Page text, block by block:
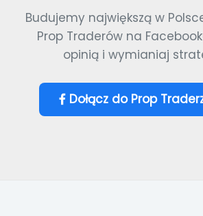
Budujemy największą w
Prop Traderów na
opinią i wymianiaj
Dołącz do Prop